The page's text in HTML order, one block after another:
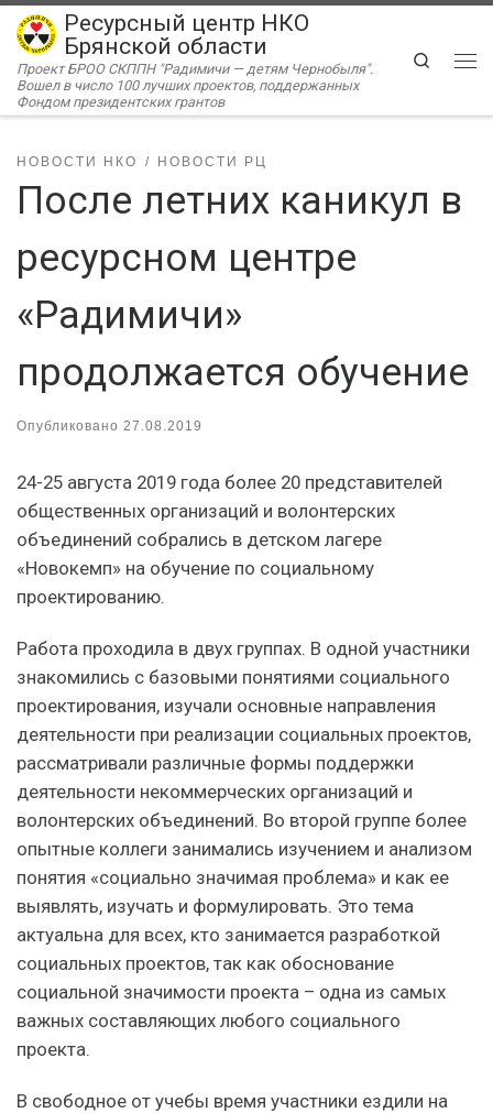
Перейти к содержимому
Ресурсный центр НКО
Брянской области
Проект БРОО СКППН "Радимичи — детям Чернобыля".
Вошел в число 100 лучших проектов, поддержанных
Фондом президентских грантов
Search
НОВОСТИ НКО НОВОСТИ РЦ
После летних каникул в
ресурсном центре
«Радимичи»
продолжается обучение
Опубликовано 27.08.2019
24-25 августа 2019 года более 20 представителей
общественных организаций и волонтерских
объединений собрались в детском лагере
«Новокемп» на обучение по социальному
проектированию.
Работа проходила в двух группах. В одной участники
знакомились с базовыми понятиями социального
проектирования, изучали основные направления
деятельности при реализации социальных проектов,
рассматривали различные формы поддержки
деятельности некоммерческих организаций и
волонтерских объединений. Во второй группе более
опытные коллеги занимались изучением и анализом
понятия «социально значимая проблема» и как ее
выявлять, изучать и формулировать. Это тема
актуальна для всех, кто занимается разработкой
социальных проектов, так как обоснование
социальной значимости проекта – одна из самых
важных составляющих любого социального
проекта.
В свободное от учебы время участники ездили на